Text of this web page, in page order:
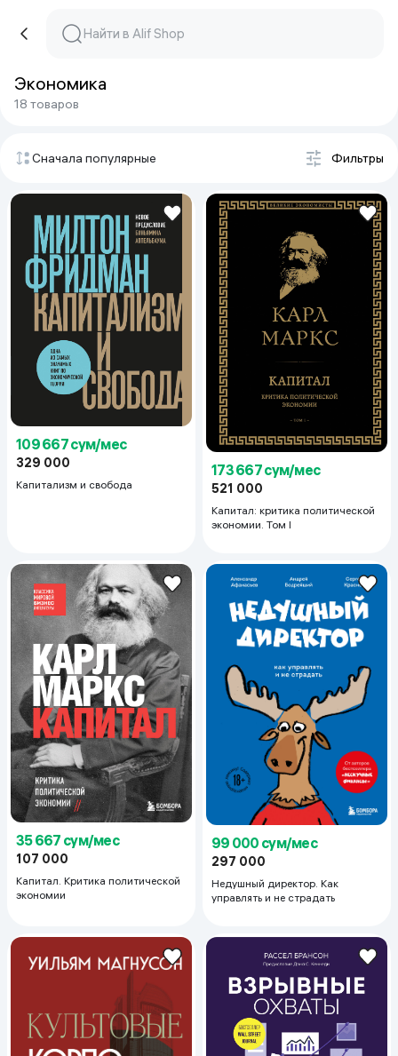
Экономика
18 товаров
Сначала популярные Фильтры
109 667 сум/мес
329 000
Капитализм и свобода
173 667 сум/мес
521 000
Капитал: критика политической
экономии. Том I
35 667 сум/мес
107 000
Капитал. Критика политической
экономии
99 000 сум/мес
297 000
Недушный директор. Как
управлять и не страдать